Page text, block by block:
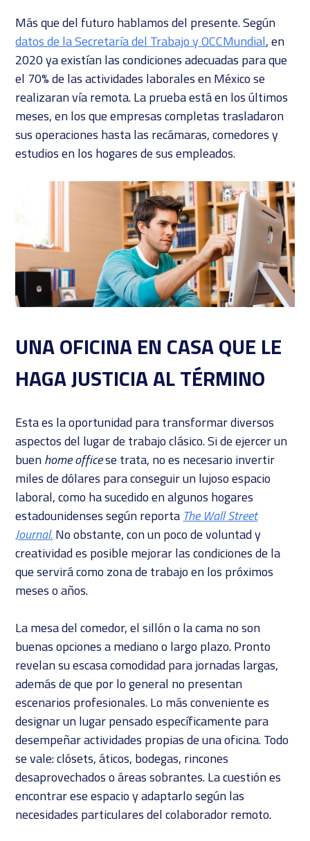
Más que del futuro hablamos del presente. Según
datos de la Secretaría del Trabajo y OCCMundial, en
2020 ya existían las condiciones adecuadas para que
el 70% de las actividades laborales en México se
realizaran vía remota. La prueba está en los últimos
meses, en los que empresas completas trasladaron
sus operaciones hasta las recámaras, comedores y
estudios en los hogares de sus empleados.
UNA OFICINA EN CASA QUE LE
HAGA JUSTICIA AL TÉRMINO
Esta es la oportunidad para transformar diversos
aspectos del lugar de trabajo clásico. Si de ejercer un
buen home officese trata, no es necesario invertir
miles de dólares para conseguir un lujoso espacio
laboral, como ha sucedido en algunos hogares
estadounidenses según reporta The Wall Street
Journal. No obstante, con un poco de voluntad y
creatividad es posible mejorar las condiciones de la
que servirá como zona de trabajo en los próximos
meses o años.
La mesa del comedor, el sillón o la cama no son
buenas opciones a mediano o largo plazo. Pronto
revelan su escasa comodidad para jornadas largas,
además de que por lo general no presentan
escenarios profesionales. Lo más conveniente es
designar un lugar pensado específicamente para
desempeñar actividades propias de una oficina. Todo
se vale: clósets, áticos, bodegas, rincones
desaprovechados o áreas sobrantes. La cuestión es
encontrar ese espacio y adaptarlo según las
necesidades particulares del colaborador remoto.